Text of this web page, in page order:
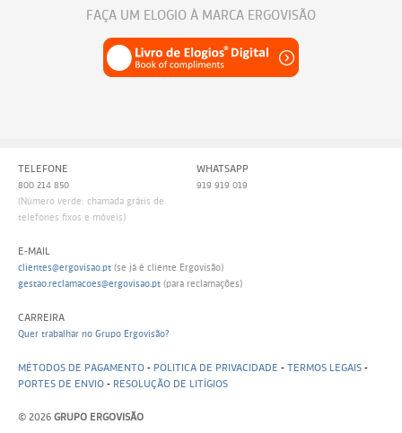
FAÇA UM ELOGIO À MARCA ERGOVISÃO
TELEFONE
800 214 850
(Número verde: chamada grátis de
telefones fixos e móveis)
WHATSAPP
919 919 019
E-MAIL
clientes@ergovisao.pt (se já é cliente Ergovisão)
gestao.reclamacoes@ergovisao.pt (para reclamações)
CARREIRA
Quer trabalhar no Grupo Ergovisão?
MÉTODOS DE PAGAMENTO - POLITICA DE PRIVACIDADE - TERMOS LEGAIS -
PORTES DE ENVIO - RESOLUÇÃO DE LITÍGIOS
© 2026 GRUPO ERGOVISÃO